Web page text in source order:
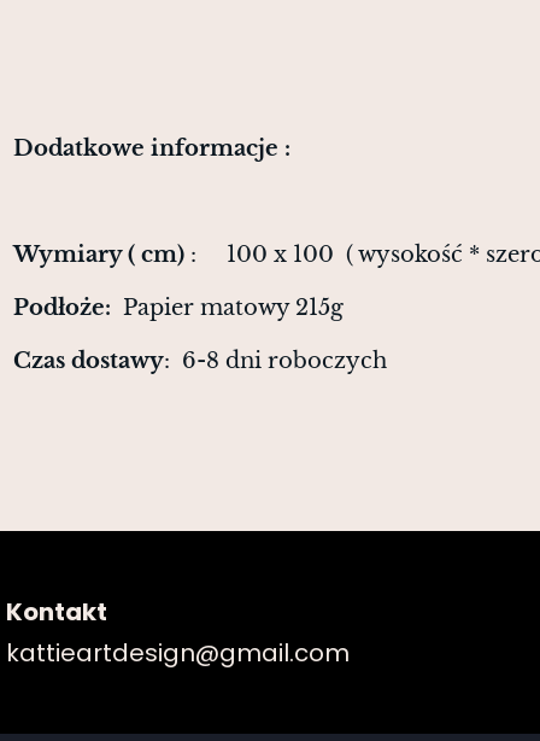
Dodatkowe informacje :
Wymiary ( cm) : 100 x 100 ( wysokość *
Podłoże: Papier matowy 215g
Czas dostawy: 6-8 dni roboczych
Kontakt
kattieartdesign@gmail.com